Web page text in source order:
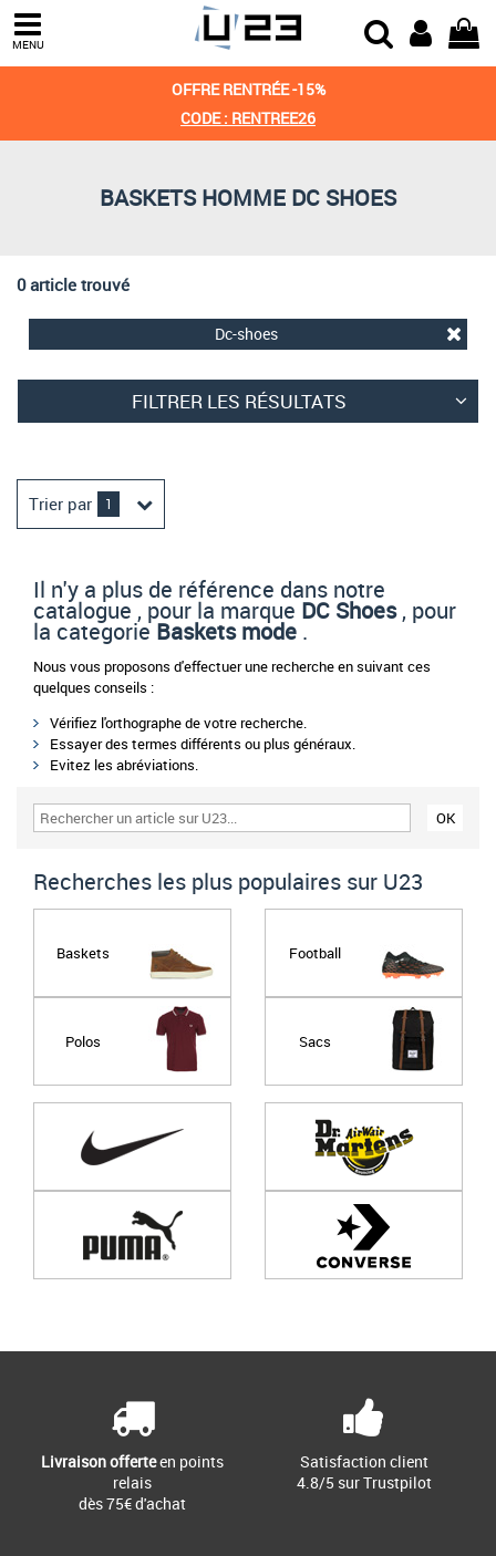
MENU
OFFRE RENTRÉE -15%
CODE : RENTREE26
BASKETS HOMME DC SHOES
0 article trouvé
Dc-shoes
FILTRER LES RÉSULTATS
Trier par 1
Trier par
Derniers arrivages
Meilleures remises
Il n'y a plus de référence dans notre
catalogue , pour la marque DC Shoes, pour
la categorieBaskets mode .
Nous vous proposons d'effectuer une recherche en suivant ces
quelques conseils :
Vérifiez l'orthographe de votre recherche.
Essayer des termes différents ou plus généraux.
Evitez les abréviations.
Recherches les plus populaires sur U23
Baskets Football
Polos Sacs
Livraison offerteen points
relais
dès 75€ d'achat
Satisfaction client
4.8/5 sur Trustpilot